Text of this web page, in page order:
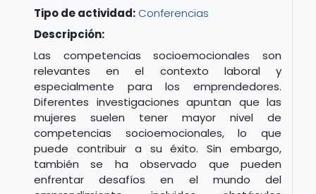
Tipo de actividad: Conferencias
Descripción:
Las competencias socioemocionales son
relevantes en el contexto laboral y
especialmente para los emprendedores.
Diferentes investigaciones apuntan que las
mujeres suelen tener mayor nivel de
competencias socioemocionales, lo que
puede contribuir a su éxito. Sin embargo,
también se ha observado que pueden
enfrentar desafíos en el mundo del